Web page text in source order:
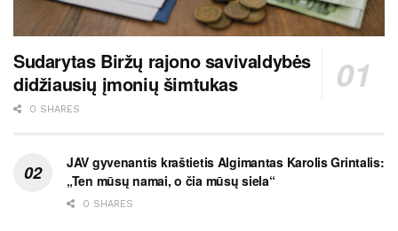
Sudarytas Biržų rajono savivaldybės
didžiausių įmonių šimtukas
0 SHARES
JAV gyvenantis kraštietis Algimantas Karolis Grintalis:
„Ten mūsų namai, o čia mūsų siela“
0 SHARES